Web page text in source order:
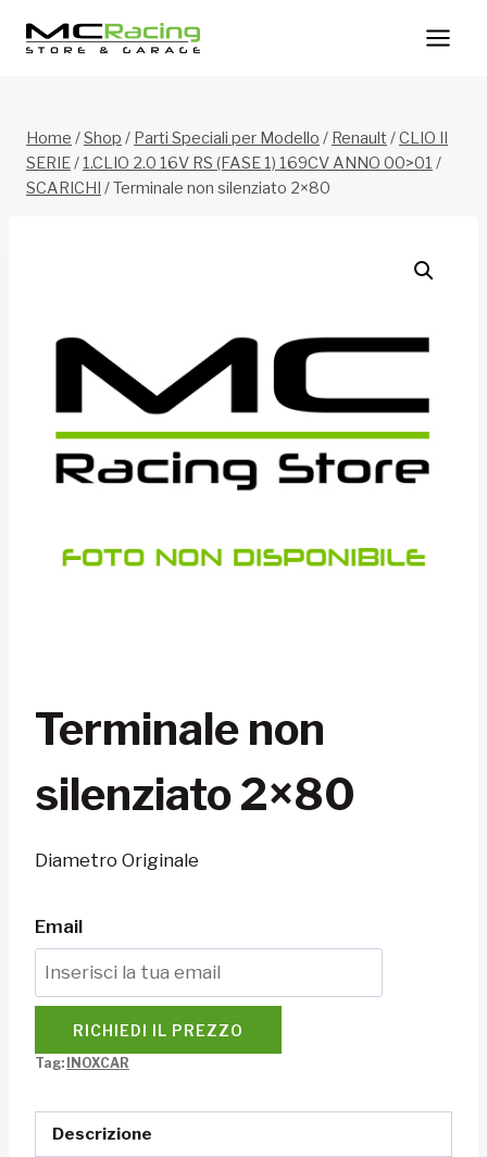
Home /Shop / Parti Speciali per Modello / Renault /CLIO II
SERIE/1.CLIO 2.0 16V RS (FASE 1) 169CV ANNO 00>01 /
SCARICHI /Terminale non silenziato 2×80
Terminale non
silenziato 2×80
Diametro Originale
Email
RICHIEDI IL PREZZO
Tag: INOXCAR
Descrizione